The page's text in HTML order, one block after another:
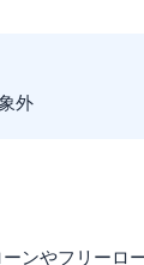
外
ンやフリーロ